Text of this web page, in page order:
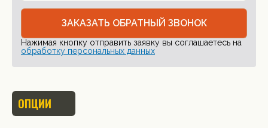
ЗАКАЗАТЬ ОБРАТНЫЙ ЗВОНОК
Нажимая кнопку отправить заявку вы соглашаетесь на
обработку персональных данных
ОПЦИИ